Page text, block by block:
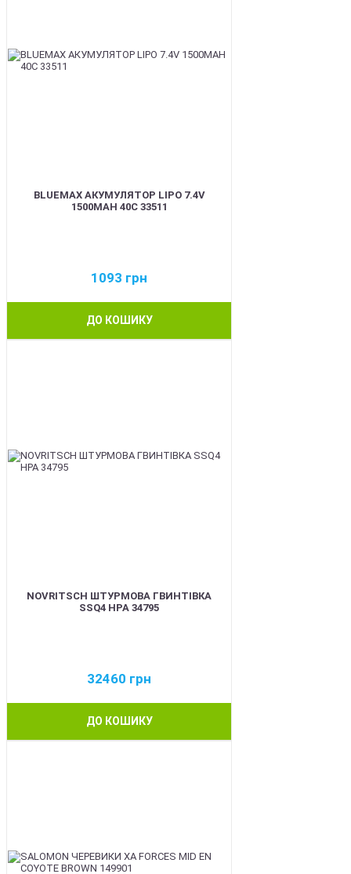
BLUEMAX АКУМУЛЯТОР LIPO 7.4V
1500MAH 40C 33511
1093 грн
ДО КОШИКУ
NOVRITSCH ШТУРМОВА ГВИНТІВКА
SSQ4 HPA 34795
32460 грн
ДО КОШИКУ